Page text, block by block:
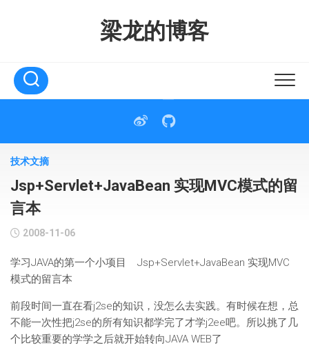
梁龙的博客
技术文摘
Jsp+Servlet+JavaBean 实现MVC模式的留
言本
2008-11-06
学习JAVA的第一个小项目 Jsp+Servlet+JavaBean 实现MVC
模式的留言本
前段时间一直在看j2se的知识，没怎么去实践。有时候在想，总
不能一次性把j2se的所有知识都学完了才学j2ee吧。所以挑了几
个比较重要的学学之后就开始转向JAVA WEB了